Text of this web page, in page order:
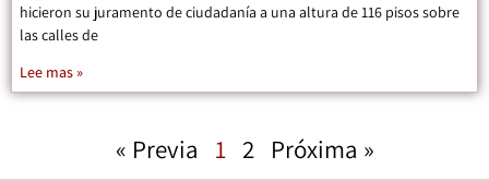
hicieron su juramento de ciudadanía a una altura de 116 pisos sobre
las calles de
Lee mas »
« Previa 1 2 Próxima »